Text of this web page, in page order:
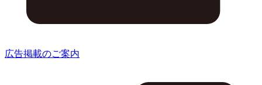
広告掲載のご案内